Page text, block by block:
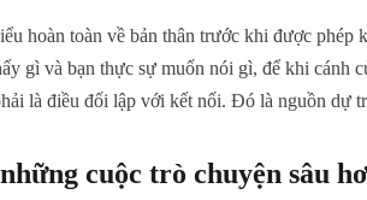
hoàn toàn về bản thân trước khi được phép
gì và bạn thực sự muốn nói gì, để khi cánh
là điều đối lập với kết nối. Đó là nguồn dự
cuộc trò chuyện sâu